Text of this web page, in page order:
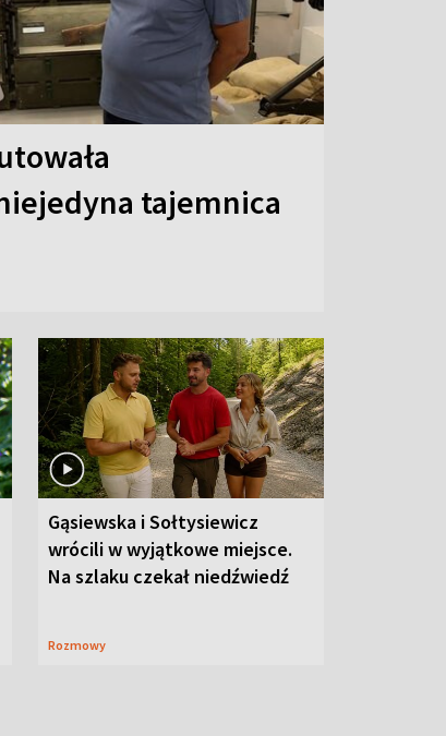
tajemnica
Gąsiewska i Sołtysiewicz
wrócili w wyjątkowe miejsce.
Na szlaku czekał niedźwiedź
Rozmowy